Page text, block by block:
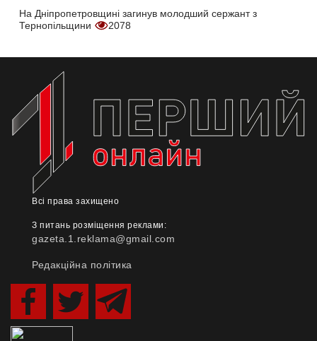
На Дніпропетровщині загинув молодший сержант з
Тернопільщини
2078
Всі права захищено
З питань розміщення реклами:
gazeta.1.reklama@gmail.com
Редакційна політика